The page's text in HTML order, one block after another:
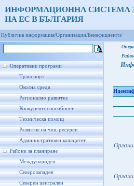
ИНФОРМАЦИОННА СИСТЕМА
НА ЕС В БЪЛГАРИЯ
Публична информация/Организации/Бенефициенти/
Оперативни програми
Транспорт
Околна среда
Регионално развитие
Конкурентоспособност
Техническа помощ
Развитие на чов. ресурси
Административен капацитет
Райони за планиране
Международен
Северозападен
Северен централен